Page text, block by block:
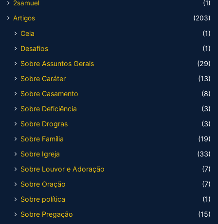
2samuel
(1)
Artigos
(203)
Ceia
(1)
Desafios
(1)
Sobre Assuntos Gerais
(29)
Sobre Caráter
(13)
Sobre Casamento
(8)
Sobre Deficiência
(3)
Sobre Drogras
(3)
Sobre Família
(19)
Sobre Igreja
(33)
Sobre Louvor e Adoração
(7)
Sobre Oração
(7)
Sobre política
(1)
Sobre Pregação
(15)